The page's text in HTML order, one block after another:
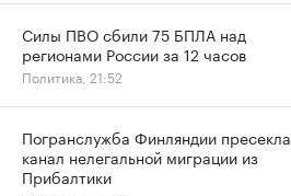
Силы ПВО сбили 75 БПЛА над
регионами России за 12 часов
Политика, 21:52
Погранслужба Финляндии пресекла
канал нелегальной миграции из
Прибалтики